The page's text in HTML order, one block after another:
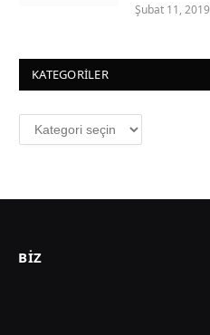
Şubat 11, 2019
KATEGORILER
Kategoriler
BIZ